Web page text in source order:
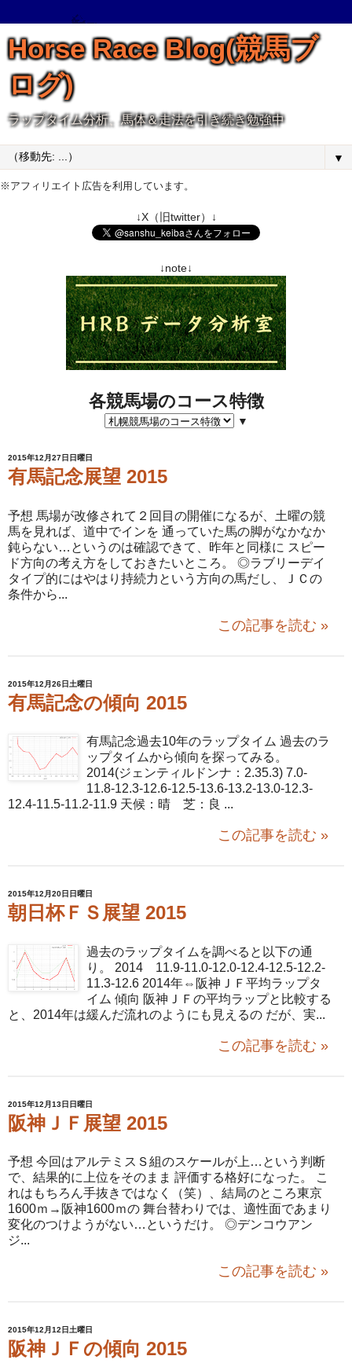
Horse Race Blog(競馬ブ
ログ)
ラップタイム分析、馬体＆走法を引き続き勉強中
▼
※アフィリエイト広告を利用しています。
↓X（旧twitter）↓
↓note↓
各競馬場のコース特徴
▼
2015年12月27日日曜日
有馬記念展望 2015
予想 馬場が改修されて２回目の開催になるが、土曜の競
馬を見れば、道中でインを 通っていた馬の脚がなかなか
鈍らない…というのは確認できて、昨年と同様に スピー
ド方向の考え方をしておきたいところ。 ◎ラブリーデイ
タイプ的にはやはり持続力という方向の馬だし、ＪＣの
条件から...
この記事を読む »
2015年12月26日土曜日
有馬記念の傾向 2015
有馬記念過去10年のラップタイム 過去のラ
ップタイムから傾向を探ってみる。
2014(ジェンティルドンナ：2.35.3) 7.0-
11.8-12.3-12.6-12.5-13.6-13.2-13.0-12.3-
12.4-11.5-11.2-11.9 天候：晴 芝：良 ...
この記事を読む »
2015年12月20日日曜日
朝日杯ＦＳ展望 2015
過去のラップタイムを調べると以下の通
り。 2014 11.9-11.0-12.0-12.4-12.5-12.2-
11.3-12.6 2014年⇔阪神ＪＦ平均ラップタ
イム 傾向 阪神ＪＦの平均ラップと比較する
と、2014年は緩んだ流れのようにも見えるの だが、実...
この記事を読む »
2015年12月13日日曜日
阪神ＪＦ展望 2015
予想 今回はアルテミスＳ組のスケールが上…という判断
で、結果的に上位をそのまま 評価する格好になった。 こ
れはもちろん手抜きではなく（笑）、結局のところ東京
1600ｍ→阪神1600ｍの 舞台替わりでは、適性面であまり
変化のつけようがない…というだけ。 ◎デンコウアン
ジ...
この記事を読む »
2015年12月12日土曜日
阪神ＪＦの傾向 2015